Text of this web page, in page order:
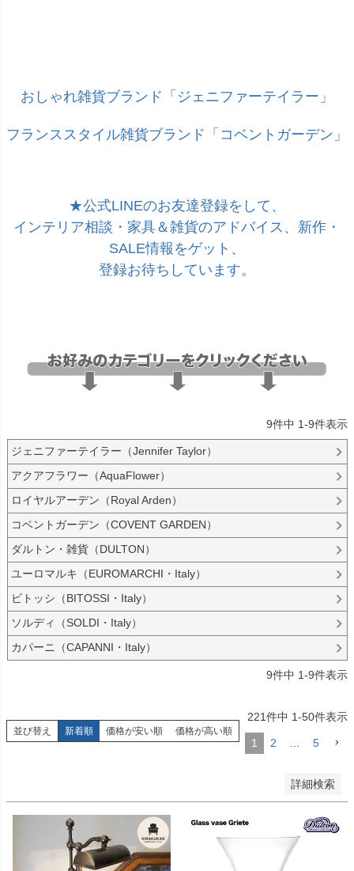
おしゃれ雑貨ブランド「ジェニファーテイラー」
フランススタイル雑貨ブランド「コベントガーデン」
★公式LINEのお友達登録をして、
インテリア相談・家具＆雑貨のアドバイス、新作・
SALE情報をゲット、
登録お待ちしています。
9件中 1-9件表示
ジェニファーテイラー（Jennifer Taylor）
アクアフラワー（AquaFlower）
ロイヤルアーデン（Royal Arden）
コベントガーデン（COVENT GARDEN）
ダルトン・雑貨（DULTON）
ユーロマルキ（EUROMARCHI・Italy）
ビトッシ（BITOSSI・Italy）
ソルディ（SOLDI・Italy）
カパーニ（CAPANNI・Italy）
9件中 1-9件表示
並び替え 新着順 価格が安い順 価格が高い順
221件中 1-50件表示
1 2 5
詳細検索
〜
ウォールナット色
ホワイト色
マホガニー色
ナチュラル色
ナチュラル・雑貨
在庫なし商品
在庫なし商品を表示しない
バンドル販売
予約商品
予約商品のみを表示
並び順
新着順
登録順
価格が安い順
キーワードヒット順